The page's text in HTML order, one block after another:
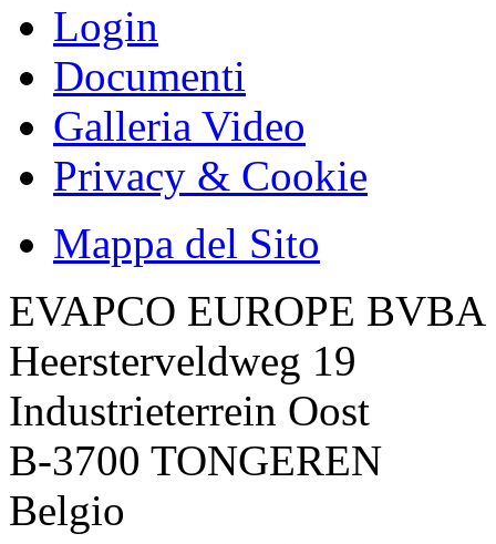
Login
Documenti
Galleria Video
Privacy & Cookie
Mappa del Sito
EVAPCO EUROPE BVBA
Heersterveldweg 19
Industrieterrein Oost
B-3700 TONGEREN
Belgio